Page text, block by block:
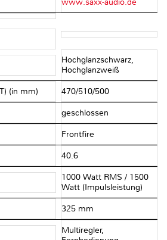
www.saxx-audio.de
Hochglanzschwarz,
Hochglanzweiß
(in mm) 470/510/500
geschlossen
Frontfire
40.6
1000 Watt RMS / 1500
Watt (Impulsleistung)
325 mm
Multiregler,